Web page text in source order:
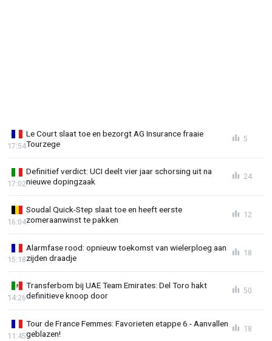
Le Court slaat toe en bezorgt AG Insurance fraaie
Tourzege
17:54
5
Definitief verdict: UCI deelt vier jaar schorsing uit na
nieuwe dopingzaak
17:02
24
Soudal Quick-Step slaat toe en heeft eerste
zomeraanwinst te pakken
16:04
12
Alarmfase rood: opnieuw toekomst van wielerploeg aan
zijden draadje
15:18
18
Transferbom bij UAE Team Emirates: Del Toro hakt
definitieve knoop door
14:26
50
Tour de France Femmes: Favorieten etappe 6 - Aanvallen
geblazen!
11:45
18